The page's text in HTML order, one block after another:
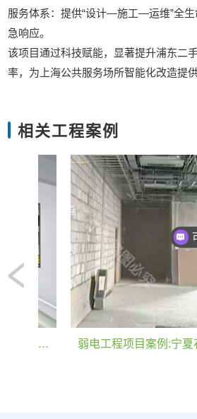
服务体系‌：提供“设计—施工—运维”全
急响应。
该项目通过科技赋能，显著提升浦东二
率，为上海公共服务场所智能化改造提
相关工程案例